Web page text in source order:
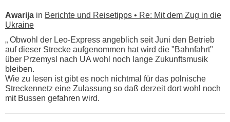
Awarija in Berichte und Reisetipps • Re: Mit dem Zug in die
Ukraine
„ Obwohl der Leo-Express angeblich seit Juni den Betrieb
auf dieser Strecke aufgenommen hat wird die "Bahnfahrt"
über Przemysl nach UA wohl noch lange Zukunftsmusik
bleiben.
Wie zu lesen ist gibt es noch nichtmal für das polnische
Streckennetz eine Zulassung so daß derzeit dort wohl noch
mit Bussen gefahren wird.